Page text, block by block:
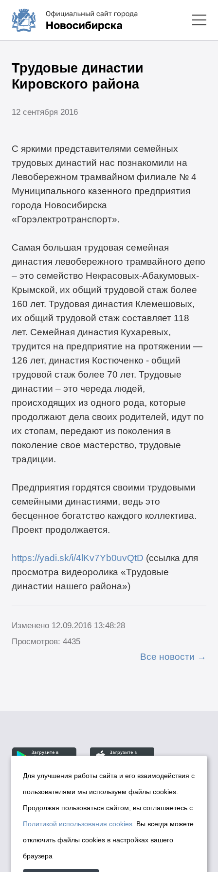
Трудовые династии
Кировского района
12 сентября 2016
С яркими представителями семейных
трудовых династий нас познакомили на
Левобережном трамвайном филиале № 4
Муниципального казенного предприятия
города Новосибирска
«Горэлектротранспорт».
Самая большая трудовая семейная
династия левобережного трамвайного депо
– это семейство Некрасовых-Абакумовых-
Крымской, их общий трудовой стаж более
160 лет. Трудовая династия Клемешовых,
их общий трудовой стаж составляет 118
лет. Семейная династия Кухаревых,
трудится на предприятие на протяжении ―
126 лет, династия Костюченко - общий
трудовой стаж более 70 лет. Трудовые
династии – это череда людей,
происходящих из одного рода, которые
продолжают дела своих родителей, идут по
их стопам, передают из поколения в
поколение свое мастерство, трудовые
традиции.
Предприятия гордятся своими трудовыми
семейными династиями, ведь это
бесценное богатство каждого коллектива.
Проект продолжается.
https://yadi.sk/i/4lKv7Yb0uvQtD (ссылка для
просмотра видеоролика «Трудовые
династии нашего района»)
Изменено 12.09.2016 13:48:28
Просмотров: 4435
Все новости
© Департамент информационной политики мэрии
города Новосибирска, 2026
Политика использования Cookies
Политика по обработке персональных
данных в информационных системах
мэрии города Новосибирска
Для улучшения работы сайта и его взаимодействия с
пользователями мы используем файлы cookies.
Продолжая пользоваться сайтом, вы соглашаетесь с
Политикой использования cookies . Вы всегда можете
отключить файлы cookies в настройках вашего
браузера